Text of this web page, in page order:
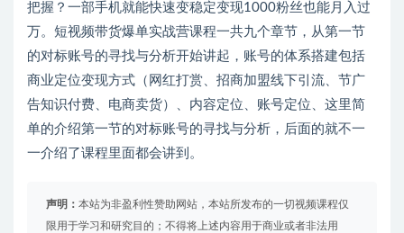
把握？一部手机就能快速变稳定变现1000粉丝也能月入过
万。短视频带货爆单实战营课程一共九个章节，从第一节
的对标账号的寻找与分析开始讲起，账号的体系搭建包括
商业定位变现方式（网红打赏、招商加盟线下引流、节广
告知识付费、电商卖货）、内容定位、账号定位、这里简
单的介绍第一节的对标账号的寻找与分析，后面的就不一
一介绍了课程里面都会讲到。
声明： 本站为非盈利性赞助网站，本站所发布的一切视频课程仅
限用于学习和研究目的；不得将上述内容用于商业或者非法用